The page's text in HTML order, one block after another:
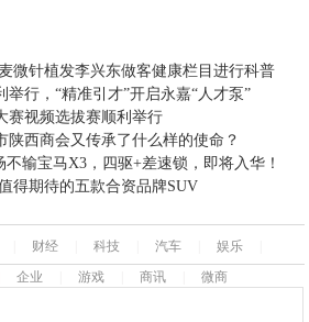
微针植发李兴东做客健康栏目进行科普
行，“精准引才”开启永嘉“人才泵”
赛视频选拔赛顺利举行
陕西商会又传承了什么样的使命？
不输宝马X3，四驱+差速锁，即将入华！
得期待的五款合资品牌SUV
财经 科技 汽车 娱乐
企业 游戏 商讯 微商